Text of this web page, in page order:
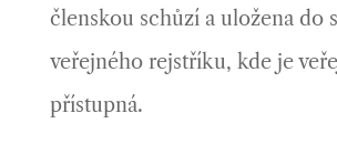
členskou schůzí a uložena do
veřejného rejstříku, kde je
přístupná.